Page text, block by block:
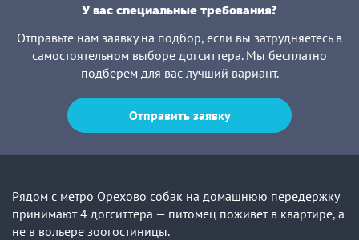
У вас специальные требования?
Отправьте нам заявку на подбор, если вы затрудняетесь в
самостоятельном выборе догситтера. Мы бесплатно
подберем для вас лучший вариант.
Отправить заявку
Рядом с метро Орехово собак на домашнюю передержку
принимают 4 догситтера — питомец поживёт в квартире, а
не в вольере зоогостиницы.